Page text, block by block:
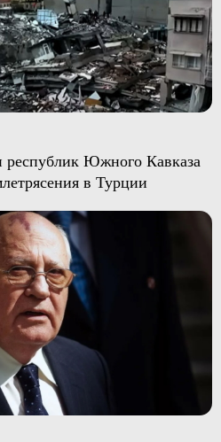
республик Южного Кавказа
в Турции